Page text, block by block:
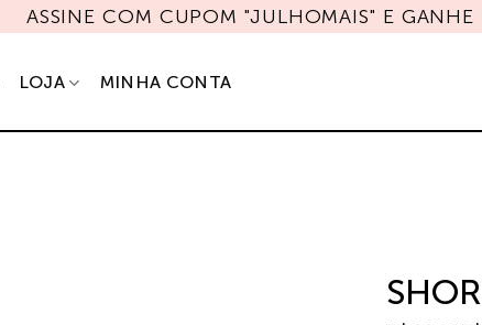
ASSINE COM CUPOM "JULHOMAIS" E GANHE
LOJA MINHA CONTA